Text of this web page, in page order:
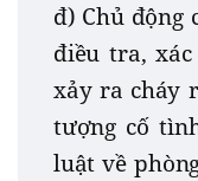
đ) Chủ động
điều tra,
xảy ra cháy
tượng cố
luật về